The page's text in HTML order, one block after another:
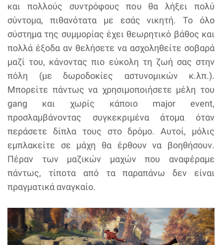
και πολλούς συντρόφους που θα λήξει πολύ
σύντομα, πιθανότατα με εσάς νικητή. Το όλο
σύστημα της συμμορίας έχει θεωρητικό βάθος και
πολλά έξοδα αν θελήσετε να ασχοληθείτε σοβαρά
μαζί του, κάνοντας πιο εύκολη τη ζωή σας στην
πόλη (με δωροδοκίες αστυνομικών κ.λπ.).
Μπορείτε πάντως να χρησιμοποιήσετε μέλη του
gang και χωρίς κάποιο major event,
προσλαμβάνοντας συγκεκριμένα άτομα όταν
περάσετε δίπλα τους στο δρόμο. Αυτοί, μόλις
εμπλακείτε σε μάχη θα έρθουν να βοηθήσουν.
Πέραν των μαζικών μαχών που αναφέραμε
πάντως, τίποτα από τα παραπάνω δεν είναι
πραγματικά αναγκαίο.